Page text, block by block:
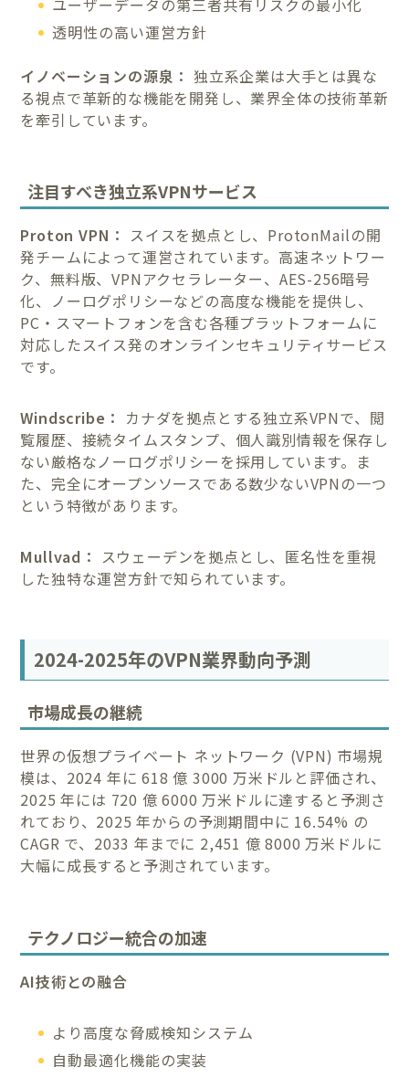
透明性の高い運営方針
イノベーションの源泉： 独立系企業は大手とは異な
る視点で革新的な機能を開発し、業界全体の技術革新
を牽引しています。
注目すべき独立系VPNサービス
Proton VPN： スイスを拠点とし、ProtonMailの開
発チームによって運営されています。高速ネットワー
ク、無料版、VPNアクセラレーター、AES-256暗号
化、ノーログポリシーなどの高度な機能を提供し、
PC・スマートフォンを含む各種プラットフォームに
対応したスイス発のオンラインセキュリティサービス
です。
Windscribe： カナダを拠点とする独立系VPNで、閲
覧履歴、接続タイムスタンプ、個人識別情報を保存し
ない厳格なノーログポリシーを採用しています。ま
た、完全にオープンソースである数少ないVPNの一つ
という特徴があります。
Mullvad： スウェーデンを拠点とし、匿名性を重視
した独特な運営方針で知られています。
2024-2025年のVPN業界動向予測
市場成長の継続
世界の仮想プライベート ネットワーク (VPN) 市場規
模は、2024 年に 618 億 3000 万米ドルと評価され、
2025 年には 720 億 6000 万米ドルに達すると予測さ
れており、2025 年からの予測期間中に 16.54% の
CAGR で、2033 年までに 2,451 億 8000 万米ドルに
大幅に成長すると予測されています。
テクノロジー統合の加速
AI技術との融合
より高度な脅威検知システム
自動最適化機能の実装